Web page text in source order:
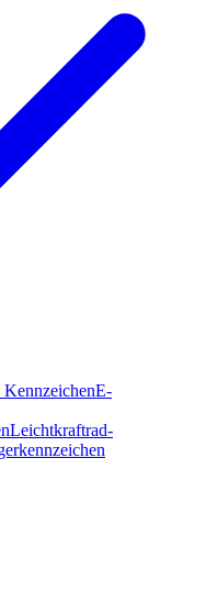
KennzeichenE-
Leichtkraftrad­